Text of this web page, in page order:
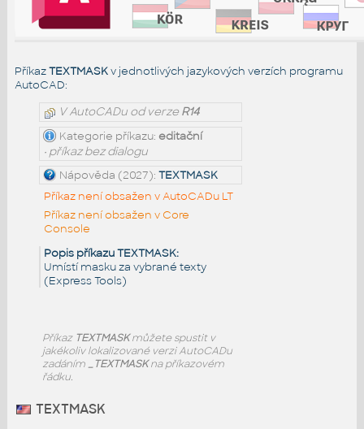
PříkazTEXTMASKv jednotlivých jazykových verzích programu
AutoCAD:
V AutoCADu od verzeR14
Kategorie příkazu: editační
• příkaz bez dialogu
Nápověda (2027): TEXTMASK
Příkaz není obsažen v AutoCADu LT
Příkaz není obsažen v Core
Console
Popis příkazu TEXTMASK:
Umístí masku za vybrané texty
(Express Tools)
Příkaz TEXTMASKmůžete spustit v
jakékoliv lokalizované verzi AutoCADu
zadáním _TEXTMASKna příkazovém
řádku.
TEXTMASK